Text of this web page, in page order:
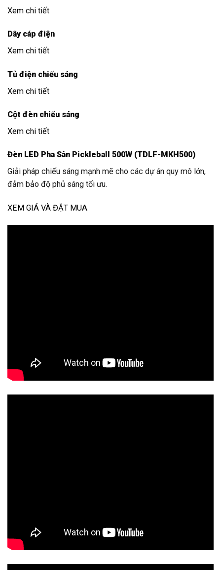
Xem chi tiết
Dây cáp điện
Xem chi tiết
Tủ điện chiếu sáng
Xem chi tiết
Cột đèn chiếu sáng
Xem chi tiết
Đèn LED Pha Sân Pickleball 500W (TDLF-MKH500)
Giải pháp chiếu sáng mạnh mẽ cho các dự án quy mô lớn,
đảm bảo độ phủ sáng tối ưu.
XEM GIÁ VÀ ĐẶT MUA